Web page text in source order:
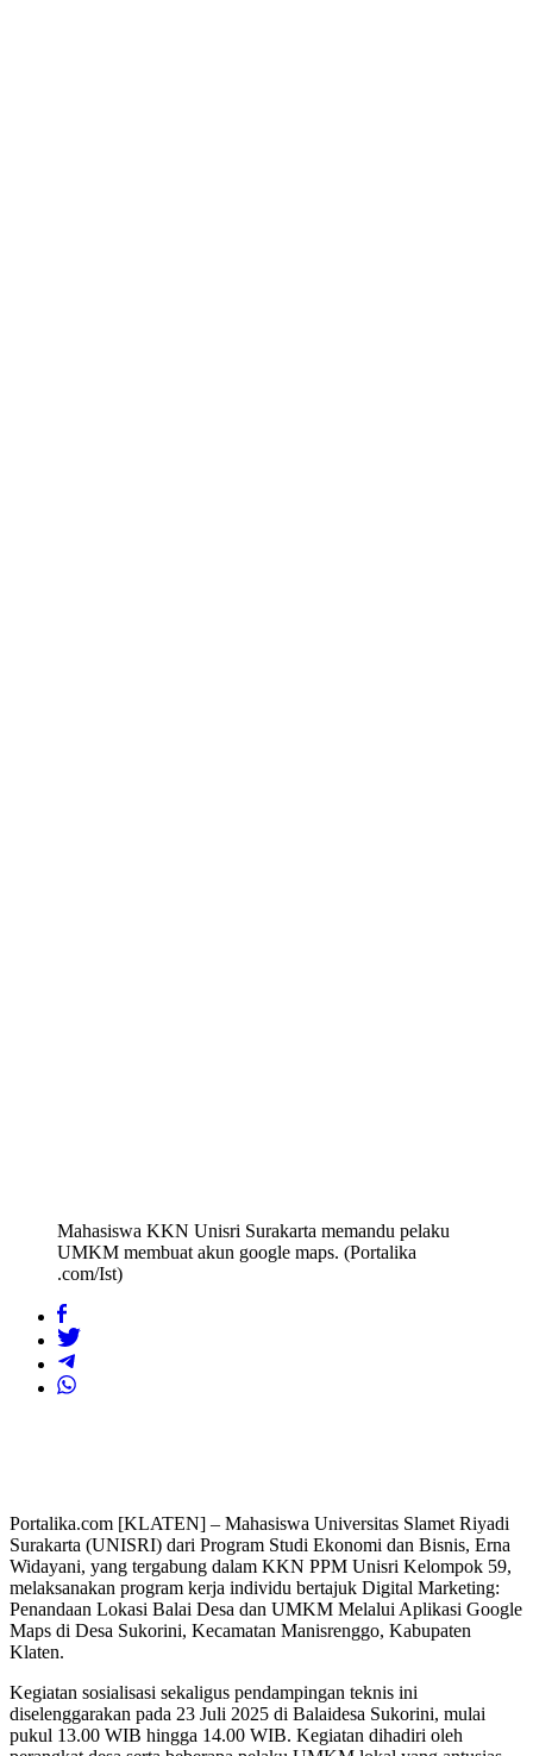
Mahasiswa KKN Unisri Surakarta memandu pelaku
UMKM membuat akun google maps. (Portalika
.com/Ist)
Portalika.com [KLATEN] – Mahasiswa Universitas Slamet Riyadi
Surakarta (UNISRI) dari Program Studi Ekonomi dan Bisnis, Erna
Widayani, yang tergabung dalam KKN PPM Unisri Kelompok 59,
melaksanakan program kerja individu bertajuk Digital Marketing:
Penandaan Lokasi Balai Desa dan UMKM Melalui Aplikasi Google
Maps di Desa Sukorini, Kecamatan Manisrenggo, Kabupaten
Klaten.
Kegiatan sosialisasi sekaligus pendampingan teknis ini
diselenggarakan pada 23 Juli 2025 di Balaidesa Sukorini, mulai
pukul 13.00 WIB hingga 14.00 WIB. Kegiatan dihadiri oleh